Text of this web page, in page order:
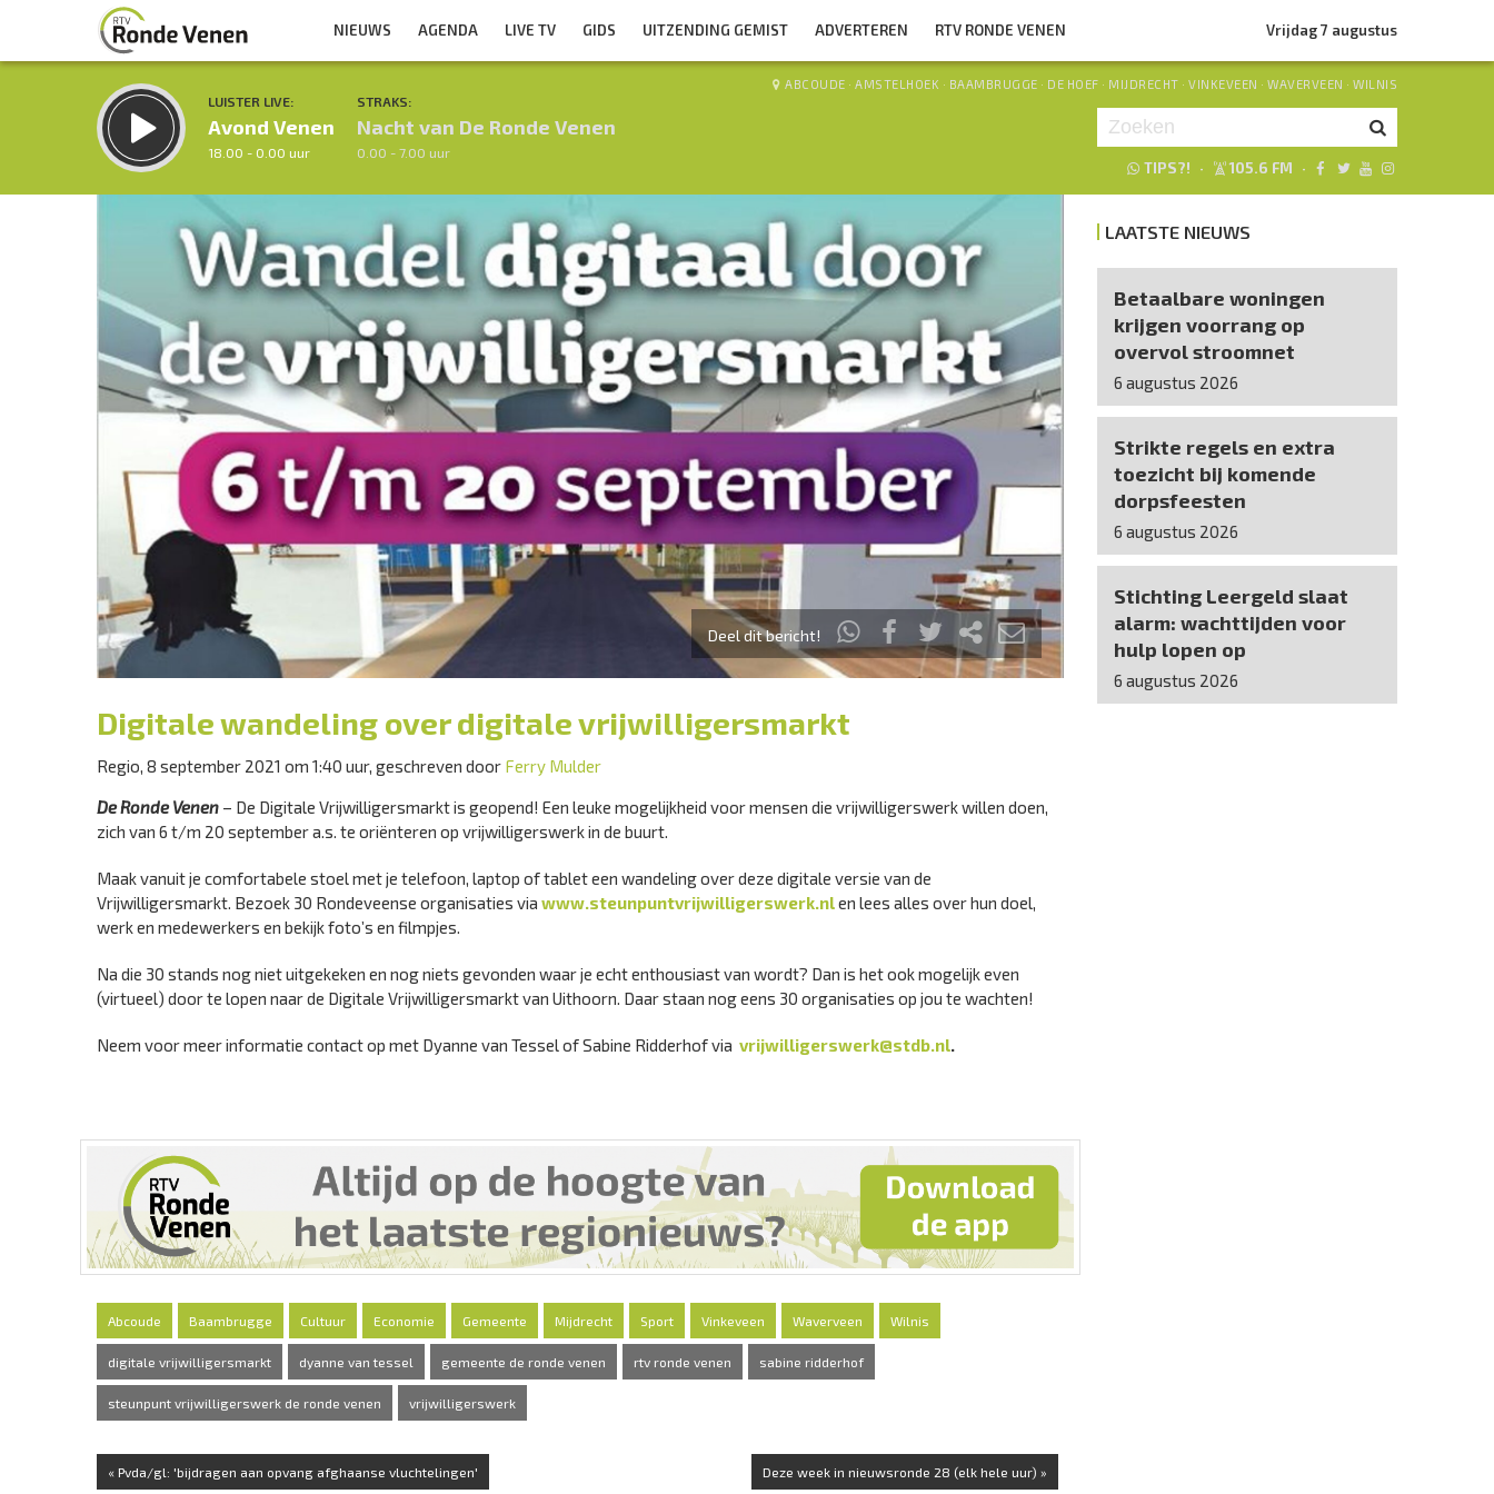
NIEUWS AGENDA LIVE TV GIDS UITZENDING GEMIST ADVERTEREN RTV RONDE VENEN Vrijdag 7 augustus
LUISTER LIVE:
Avond Venen
18.00 - 0.00 uur
STRAKS:
Nacht van De Ronde Venen
0.00 - 7.00 uur
ABCOUDE · AMSTELHOEK · BAAMBRUGGE · DE HOEF · MIJDRECHT · VINKEVEEN · WAVERVEEN · WILNIS
TIPS?! · 105.6 FM ·
Inklappen
Deel dit bericht!
Digitale wandeling over digitale vrijwilligersmarkt
Regio, 8 september 2021 om 1:40 uur, geschreven door Ferry Mulder
De Ronde Venen – De Digitale Vrijwilligersmarkt is geopend! Een leuke mogelijkheid voor mensen die vrijwilligerswerk willen doen,
zich van 6 t/m 20 september a.s. te oriënteren op vrijwilligerswerk in de buurt.
Maak vanuit je comfortabele stoel met je telefoon, laptop of tablet een wandeling over deze digitale versie van de
Vrijwilligersmarkt. Bezoek 30 Rondeveense organisaties via www.steunpuntvrijwilligerswerk.nlen lees alles over hun doel,
werk en medewerkers en bekijk foto’s en filmpjes.
Na die 30 stands nog niet uitgekeken en nog niets gevonden waar je echt enthousiast van wordt? Dan is het ook mogelijk even
(virtueel) door te lopen naar de Digitale Vrijwilligersmarkt van Uithoorn. Daar staan nog eens 30 organisaties op jou te wachten!
Neem voor meer informatie contact op met Dyanne van Tessel of Sabine Ridderhof via vrijwilligerswerk@stdb.nl.
Abcoude Baambrugge Cultuur Economie Gemeente Mijdrecht Sport Vinkeveen Waverveen Wilnis
digitale vrijwilligersmarkt dyanne van tessel gemeente de ronde venen rtv ronde venen sabine ridderhof
steunpunt vrijwilligerswerk de ronde venen vrijwilligerswerk
« Pvda/gl: 'bijdragen aan opvang afghaanse vluchtelingen' Deze week in nieuwsronde 28 (elk hele uur) »
LAATSTE NIEUWS
Betaalbare woningen
krijgen voorrang op
overvol stroomnet
6 augustus 2026
Strikte regels en extra
toezicht bij komende
dorpsfeesten
6 augustus 2026
Stichting Leergeld slaat
alarm: wachttijden voor
hulp lopen op
6 augustus 2026